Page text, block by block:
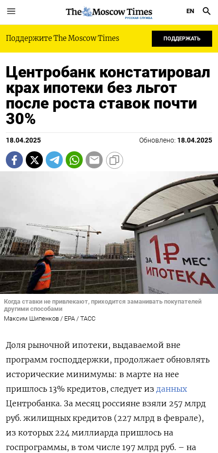
РУССКАЯ СЛУЖБА
EN
Поддержите The Moscow Times ПОДДЕРЖАТЬ
Центробанк констатировал
крах ипотеки без льгот
после роста ставок почти
30%
18.04.2025 Обновлено: 18.04.2025
Когда ставки не привлекают, приходится заманивать покупателей
другими способами
Максим Шипенков / EPA / ТАСС
Доля рыночной ипотеки, выдаваемой вне
программ господдержки, продолжает обновлять
исторические минимумы: в марте на нее
пришлось 13% кредитов, следует из данных
Центробанка. За месяц россияне взяли 257 млрд
руб. жилищных кредитов (227 млрд в феврале),
из которых 224 миллиарда пришлось на
госпрограммы, в том числе 197 млрд руб. – на